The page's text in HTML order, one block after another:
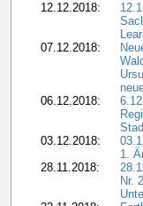
12.12.2018:
07.12.2018:
06.12.2018:
03.12.2018:
1.
28.11.2018:
Nr.